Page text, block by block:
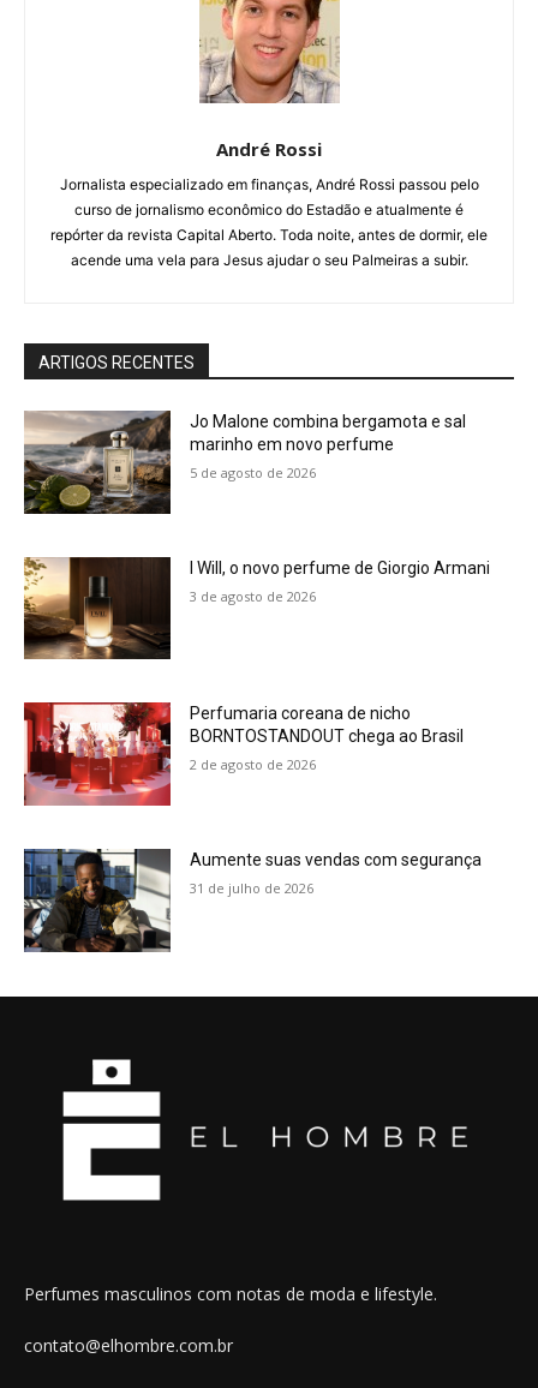
André Rossi
Jornalista especializado em finanças, André Rossi passou pelo
curso de jornalismo econômico do Estadão e atualmente é
repórter da revista Capital Aberto. Toda noite, antes de dormir, ele
acende uma vela para Jesus ajudar o seu Palmeiras a subir.
ARTIGOS RECENTES
Jo Malone combina bergamota e sal
marinho em novo perfume
5 de agosto de 2026
I Will, o novo perfume de Giorgio Armani
3 de agosto de 2026
Perfumaria coreana de nicho
BORNTOSTANDOUT chega ao Brasil
2 de agosto de 2026
Aumente suas vendas com segurança
31 de julho de 2026
Perfumes masculinos com notas de moda e lifestyle.
contato@elhombre.com.br